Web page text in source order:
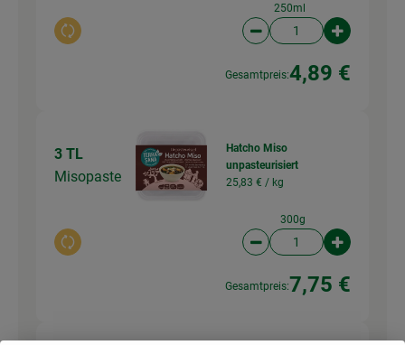
Auswahl ändern
250ml
Artikelanzahl
Gesamtpreis:4,89 €
3 TL
Misopaste
Auswahl ändern
Hatcho Miso
unpasteurisiert
25,83 € / kg
300g
Artikelanzahl
Gesamtpreis:7,75 €